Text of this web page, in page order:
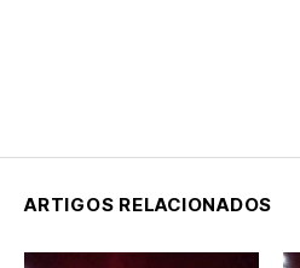
ARTIGOS RELACIONADOS